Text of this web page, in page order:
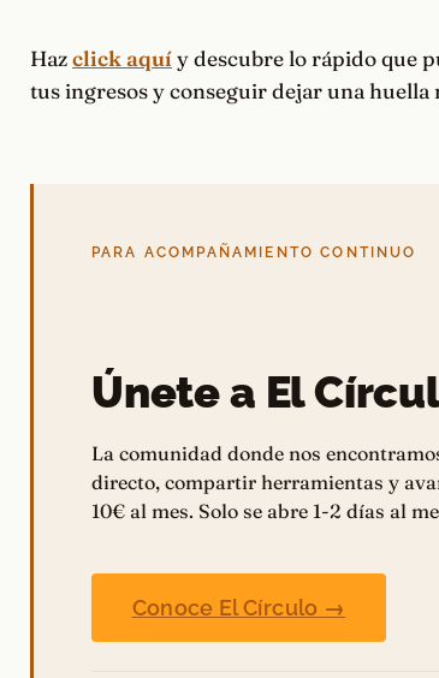
Hazclick aquíy descubre lo rápido que
tus ingresos y conseguir dejar una huella
PARA ACOMPAÑAMIENTO CONTINUO
Únete a El
La comunidad donde nos
directo, compartir herramientas y
10€ al mes. Solo se abre 1-2 días al
Conoce El Círculo →